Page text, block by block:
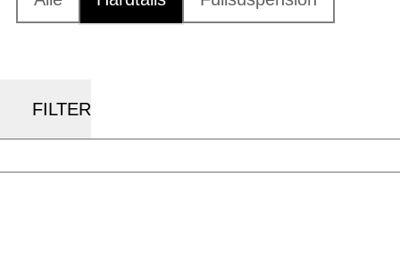
FILTER